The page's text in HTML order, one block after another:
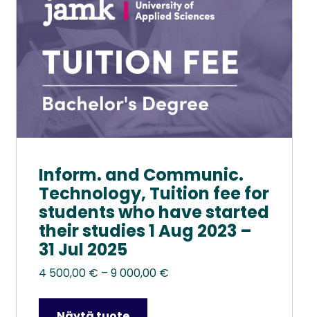
Inform. and Communic.
Technology, Tuition fee for
students who have started
their studies 1 Aug 2023 –
31 Jul 2025
4 500,00 € – 9 000,00 €Hintaluokka:
tuotteen
sivulla.